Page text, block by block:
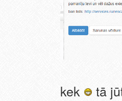
kek tā